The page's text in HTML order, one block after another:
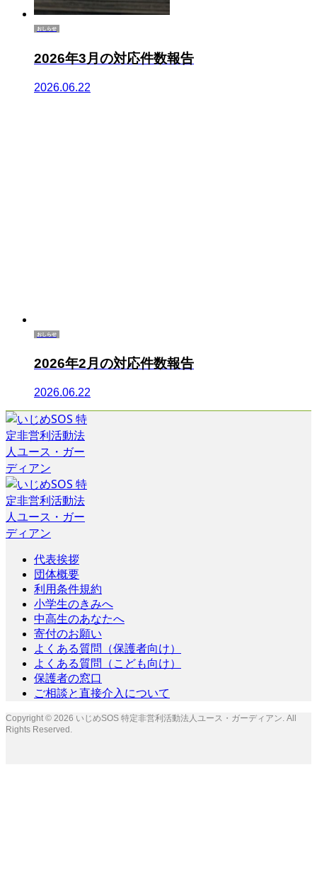
おしらせ
2026年3月の対応件数報告
2026.06.22
おしらせ
2026年2月の対応件数報告
2026.06.22
代表挨拶
団体概要
利用条件規約
小学生のきみへ
中高生のあなたへ
寄付のお願い
よくある質問（保護者向け）
よくある質問（こども向け）
保護者の窓口
ご相談と直接介入について
Copyright © 2026 いじめSOS 特定非営利活動法人ユース・ガーディアン. All
Rights Reserved.